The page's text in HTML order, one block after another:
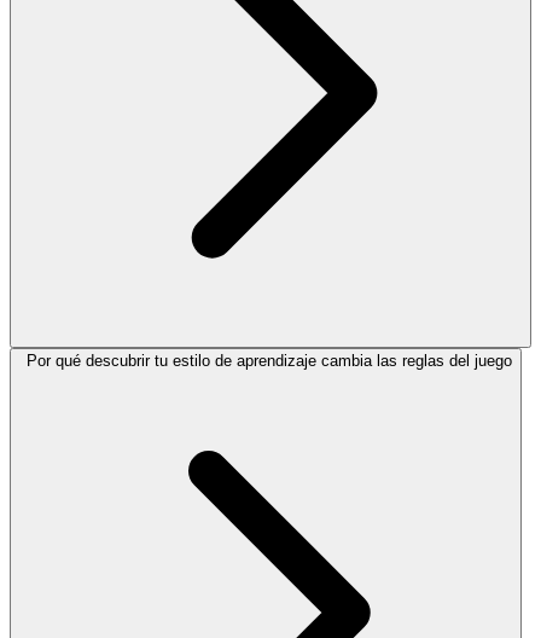
Por qué descubrir tu estilo de aprendizaje cambia las reglas del juego